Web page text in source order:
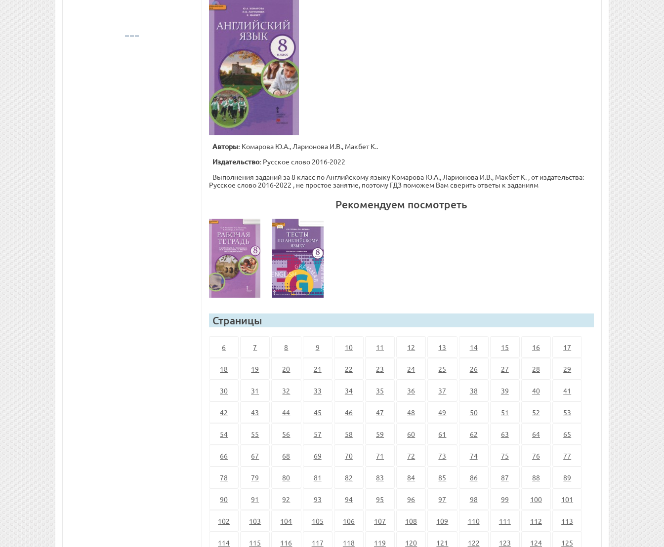
Авторы: Комарова Ю.А., Ларионова И.В., Макбет К..
Издательство: Русское слово 2016-2022
Выполнения заданий за 8 класс по Английскому языку Комарова Ю.А., Ларионова И.В., Макбет К. , от издательства:
Русское слово 2016-2022 , не простое занятие, поэтому ГДЗ поможем Вам сверить ответы к заданиям
Рекомендуем посмотреть
Страницы
6 7 8 9 10 11 12 13 14 15 16 17
18 19 20 21 22 23 24 25 26 27 28 29
30 31 32 33 34 35 36 37 38 39 40 41
42 43 44 45 46 47 48 49 50 51 52 53
54 55 56 57 58 59 60 61 62 63 64 65
66 67 68 69 70 71 72 73 74 75 76 77
78 79 80 81 82 83 84 85 86 87 88 89
90 91 92 93 94 95 96 97 98 99 100 101
102 103 104 105 106 107 108 109 110 111 112 113
114 115 116 117 118 119 120 121 122 123 124 125